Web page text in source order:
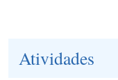
Atividades